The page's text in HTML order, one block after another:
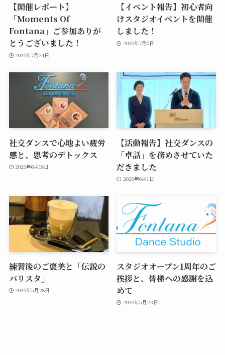
【開催レポート】
「Moments Of
Fontana」ご参加ありが
とうございました！
2026年7月24日
【イベント報告】初心者向
けスタジオイベントを開催
しました！
2026年7月6日
社交ダンスで心地よい疲労
感と、思考のデトックス
2026年6月18日
【活動報告】社交ダンスの
「卓話」を務めさせていた
だきました
2026年6月1日
練習後のご褒美と「伝説の
バリスタ」
2026年5月28日
スタジオオープン1周年のご
挨拶と、皆様への感謝を込
めて
2026年5月23日